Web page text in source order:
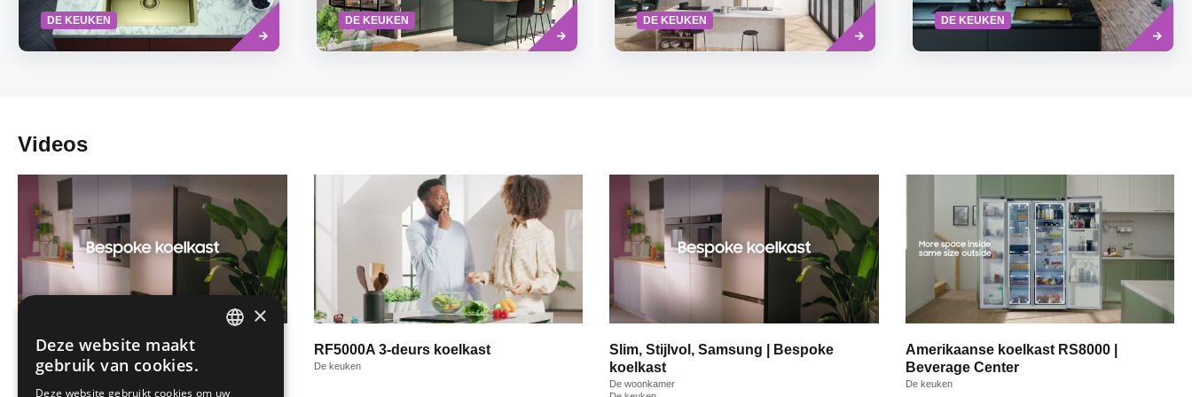
DE KEUKEN
Lees
meer
DE KEUKEN
Lees
meer
DE KEUKEN
Read
more
DE KEUKEN
Read
more
Videos
Slim, stijlvol, Samsung: Bespoke
koelkast | Samsung België
RF5000A 3-deurs koelkast
De keuken
Slim, Stijlvol, Samsung | Bespoke
koelkast
De woonkamer
Amerikaanse koelkast RS8000 |
Beverage Center
De keuken
×
Deze website maakt
gebruik van cookies.
Deze website gebruikt cookies om uw